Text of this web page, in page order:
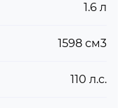
1.6 л
1598 см3
110 л.с.